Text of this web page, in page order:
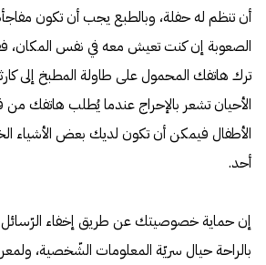
أن تنظم له حفلة، وبالطبع يجب أن تكون
الصعوبة إن كنت تعيش معه في نفس
ترك هاتفك المحمول على طاولة المطبخ إلى
الأحيان تشعر بالإحراج عندما يُطلب هاتفك من
الأطفال فيمكن أن تكون لديك بعض الأشياء
أحد.
إن حماية خصوصيتك عن طريق إخفاء
بالراحة حيال سريّة المعلومات الشّخصية،